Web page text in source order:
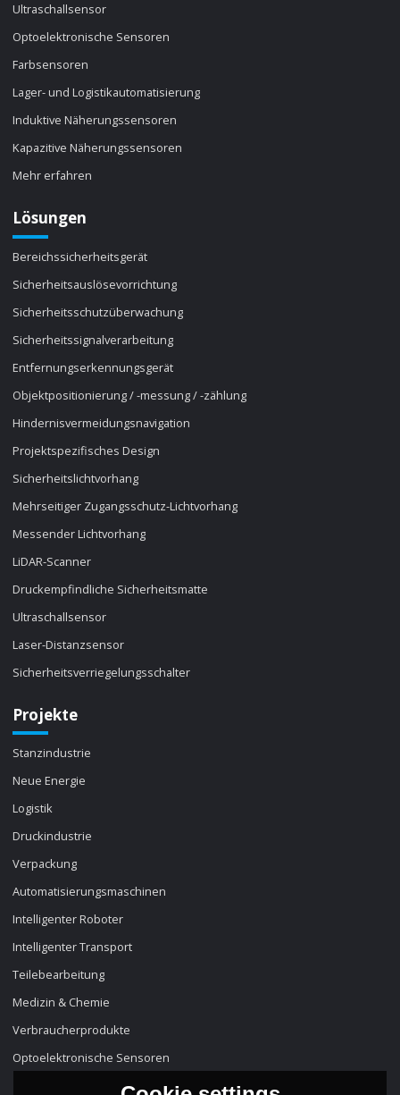
Ultraschallsensor
Optoelektronische Sensoren
Farbsensoren
Lager- und Logistikautomatisierung
Induktive Näherungssensoren
Kapazitive Näherungssensoren
Mehr erfahren
Lösungen
Bereichssicherheitsgerät
Sicherheitsauslösevorrichtung
Sicherheitsschutzüberwachung
Sicherheitssignalverarbeitung
Entfernungserkennungsgerät
Objektpositionierung / -messung / -zählung
Hindernisvermeidungsnavigation
Projektspezifisches Design
Sicherheitslichtvorhang
Mehrseitiger Zugangsschutz-Lichtvorhang
Messender Lichtvorhang
LiDAR-Scanner
Druckempfindliche Sicherheitsmatte
Ultraschallsensor
Laser-Distanzsensor
Sicherheitsverriegelungsschalter
Projekte
Stanzindustrie
Neue Energie
Logistik
Druckindustrie
Verpackung
Automatisierungsmaschinen
Intelligenter Roboter
Intelligenter Transport
Teilebearbeitung
Medizin & Chemie
Verbraucherprodukte
Optoelektronische Sensoren